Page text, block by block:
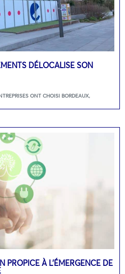
DÉLOCALISE SON
ONT CHOISI BORDEAUX,
PROPICE À L’ÉMERGENCE DE